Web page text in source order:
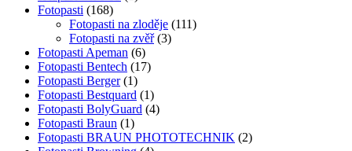
Fotopasti (168)
Fotopasti na zloděje (111)
Fotopasti na zvěř(3)
Fotopasti Apeman (6)
Fotopasti Bentech (17)
Fotopasti Berger(1)
Fotopasti Bestquard (1)
Fotopasti BolyGuard (4)
Fotopasti Braun (1)
Fotopasti BRAUN PHOTOTECHNIK (2)